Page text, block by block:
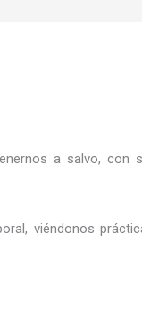
a salvo, con
viéndonos